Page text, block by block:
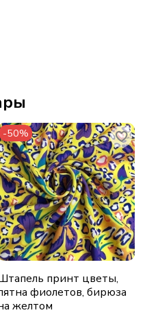
-50%
принт цветы,
фиолетов, бирюза
желтом